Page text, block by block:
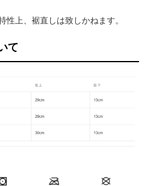
性上、裾直しは致しかねます。
て